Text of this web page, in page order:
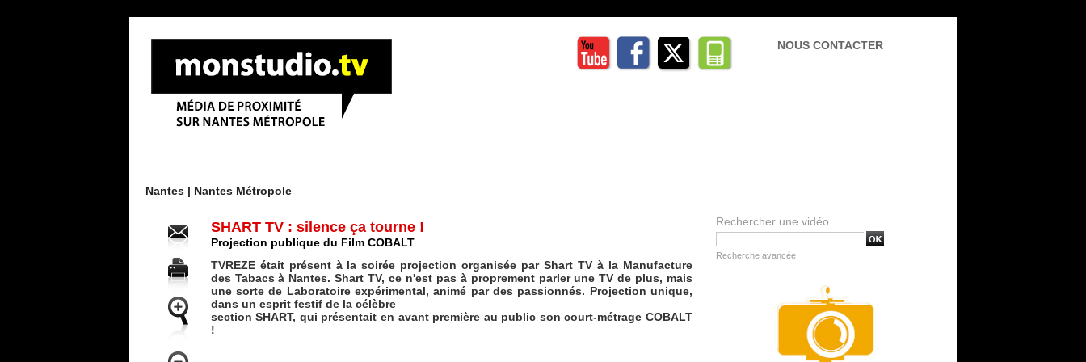
NOUS CONTACTER
Nantes | Nantes Métropole
SHART TV : silence ça tourne !
Projection publique du Film COBALT
TVREZE était présent à la soirée projection organisée par Shart TV à la Manufacture
des Tabacs à Nantes. Shart TV, ce n'est pas à proprement parler une TV de plus, mais
une sorte de Laboratoire expérimental, animé par des passionnés. Projection unique,
dans un esprit festif de la célèbre
section SHART, qui présentait en avant première au public son court-métrage COBALT
!
Rechercher une vidéo
Recherche avancée